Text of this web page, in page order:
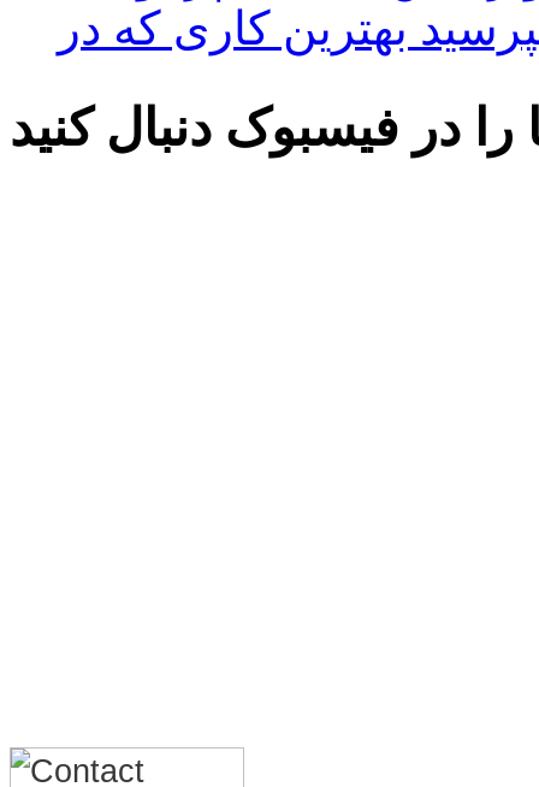
بهترین کاری که در
را در فیسبوک دنبال کنید